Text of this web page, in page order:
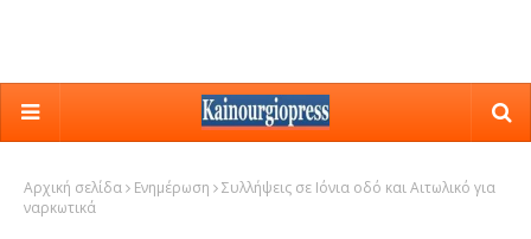
Αρχική σελίδα Ενημέρωση
Συλλήψεις σε Ιόνια οδό και Αιτωλικό για
ναρκωτικά